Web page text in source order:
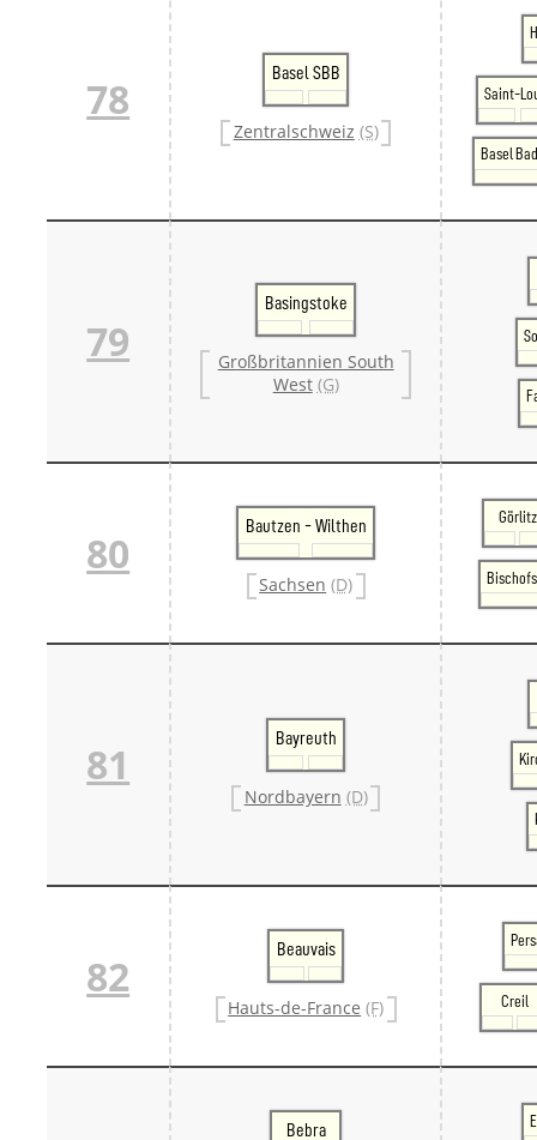
78
Basel SBB
Zentralschweiz (S)
Saint-
Basel
79
Basingstoke
Großbritannien South
West (G)
80
Bautzen - Wilthen
Sachsen (D)
Görlitz
81
Bayreuth
Nordbayern (D)
82
Beauvais
Hauts-de-France (F) Creil
Bebra